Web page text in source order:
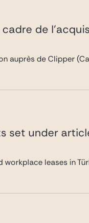
de
auprès de Clipper
set under
leases in